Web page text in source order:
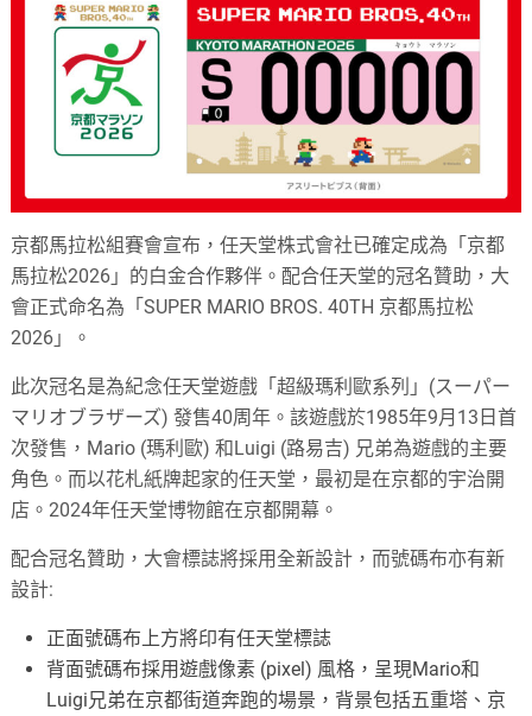
京都馬拉松組賽會宣布，任天堂株式會社已確定成為「京都
馬拉松2026」的白金合作夥伴。配合任天堂的冠名贊助，大
會正式命名為「SUPER MARIO BROS. 40TH 京都馬拉松
2026」。
此次冠名是為紀念任天堂遊戲「超級瑪利歐系列」(スーパー
マリオブラザーズ) 發售40周年。該遊戲於1985年9月13日首
次發售，Mario (瑪利歐) 和Luigi (路易吉) 兄弟為遊戲的主要
角色。而以花札紙牌起家的任天堂，最初是在京都的宇治開
店。2024年任天堂博物館在京都開幕。
配合冠名贊助，大會標誌將採用全新設計，而號碼布亦有新
設計:
正面號碼布上方將印有任天堂標誌
背面號碼布採用遊戲像素 (pixel) 風格，呈現Mario和
Luigi兄弟在京都街道奔跑的場景，背景包括五重塔、京